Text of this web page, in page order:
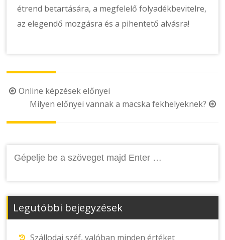
étrend betartására, a megfelelő folyadékbevitelre,
az elegendő mozgásra és a pihentető alvásra!
Post
navigation
Online képzések előnyei
Milyen előnyei vannak a macska fekhelyeknek?
Legutóbbi bejegyzések
Szállodai széf, valóban minden értéket